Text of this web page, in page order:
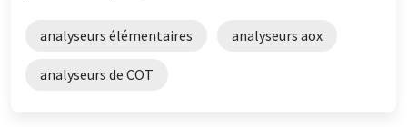
analyseurs élémentaires analyseurs aox
analyseurs de COT